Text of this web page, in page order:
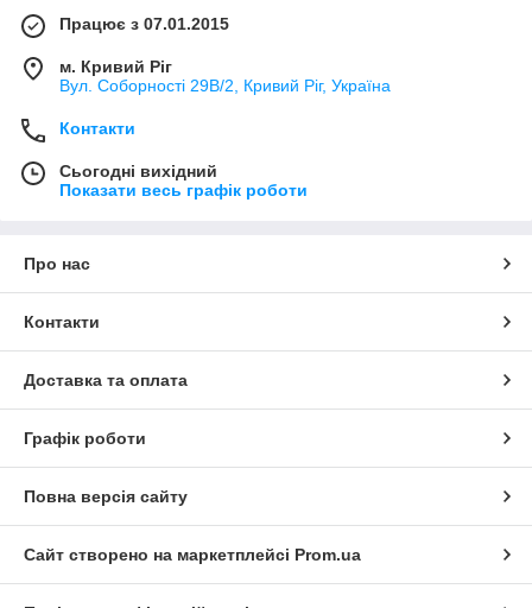
Працює з 07.01.2015
м. Кривий Ріг
Вул. Соборності 29В/2, Кривий Ріг, Україна
Контакти
Сьогодні вихідний
Показати весь графік роботи
Про нас
Контакти
Доставка та оплата
Графік роботи
Повна версія сайту
Сайт створено на маркетплейсі Prom.ua